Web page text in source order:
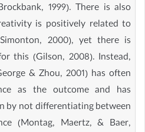
1999). There is also
is positively related to
2000), yet there is
this (Gilson, 2008). Instead,
& Zhou, 2001) has often
as the outcome and has
by not differentiating between
(Montag, Maertz, & Baer,